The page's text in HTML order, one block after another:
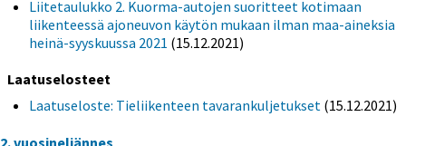
Liitetaulukko 2. Kuorma-autojen suoritteet kotimaan
liikenteessä ajoneuvon käytön mukaan ilman maa-aineksia
heinä-syyskuussa 2021 (15.12.2021)
Laatuselosteet
Laatuseloste: Tieliikenteen tavarankuljetukset (15.12.2021)